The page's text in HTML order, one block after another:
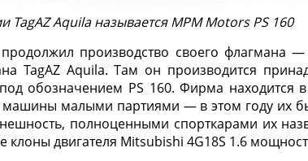
TagAZ Aquila называется MPM Motors PS 160
производство своего флагмана
TagAZ Aquila. Там он производится
обозначением PS 160. Фирма находится
малыми партиями — в этом году их
полноценными спорткарами их
клоны двигателя Mitsubishi 4G18S 1.6